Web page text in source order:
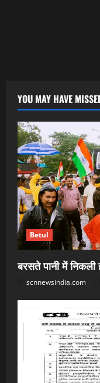
YOU MAY HAVE
Betul
बरसते पानी में निकली
scnnewsindia.com